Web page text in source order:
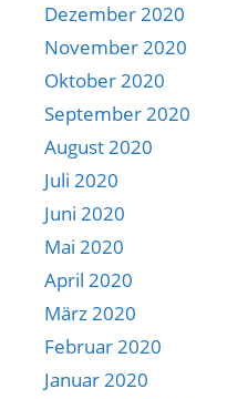
Dezember 2020
November 2020
Oktober 2020
September 2020
August 2020
Juli 2020
Juni 2020
Mai 2020
April 2020
März 2020
Februar 2020
Januar 2020